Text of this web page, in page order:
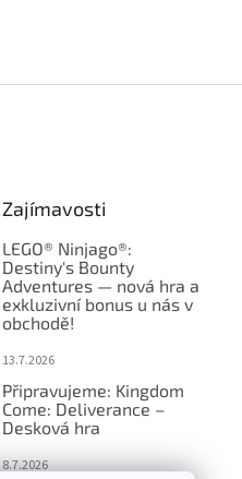
Zajímavosti
LEGO® Ninjago®:
Destiny's Bounty
Adventures — nová hra a
exkluzivní bonus u nás v
obchodě!
13.7.2026
Připravujeme: Kingdom
Come: Deliverance –
Desková hra
8.7.2026